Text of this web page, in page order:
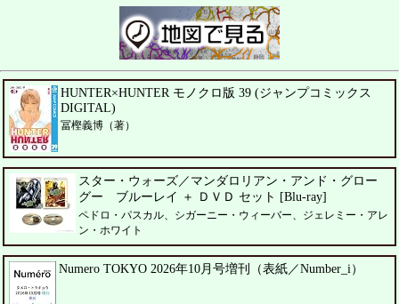
HUNTER×HUNTER モノクロ版 39 (ジャンプコミックス
DIGITAL)
冨樫義博（著）
スター・ウォーズ／マンダロリアン・アンド・グロー
グー ブルーレイ ＋ ＤＶＤ セット [Blu-ray]
ペドロ・パスカル、シガーニー・ウィーバー、ジェレミー・アレ
ン・ホワイト
Numero TOKYO 2026年10月号増刊（表紙／Number_i）